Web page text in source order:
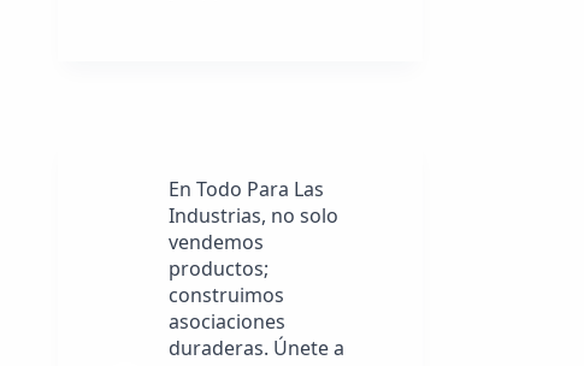
En Todo Para Las
Industrias, no solo
vendemos
productos;
construimos
asociaciones
duraderas. Únete a